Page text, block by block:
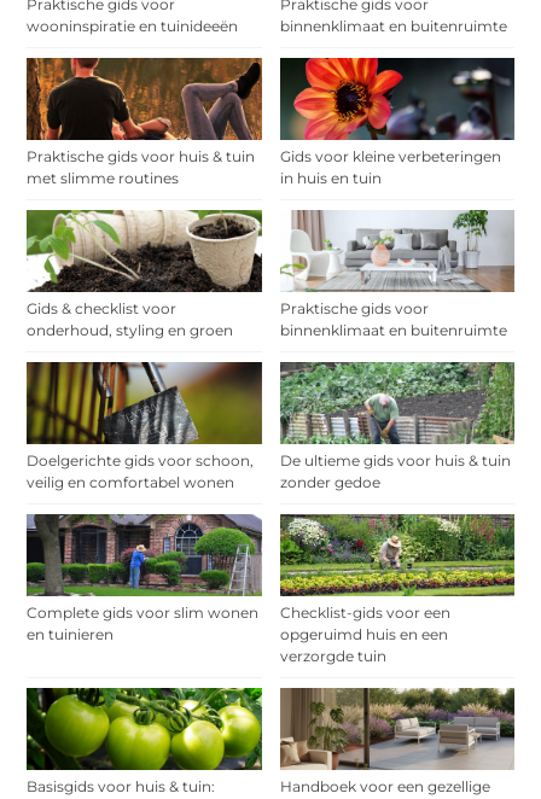
Praktische gids voor
wooninspiratie en tuinideeën
Praktische gids voor
binnenklimaat en buitenruimte
Praktische gids voor huis & tuin
met slimme routines
Gids voor kleine verbeteringen
in huis en tuin
Gids & checklist voor
onderhoud, styling en groen
Praktische gids voor
binnenklimaat en buitenruimte
Doelgerichte gids voor schoon,
veilig en comfortabel wonen
De ultieme gids voor huis & tuin
zonder gedoe
Complete gids voor slim wonen
en tuinieren
Checklist-gids voor een
opgeruimd huis en een
verzorgde tuin
Basisgids voor huis & tuin:
Handboek voor een gezellige